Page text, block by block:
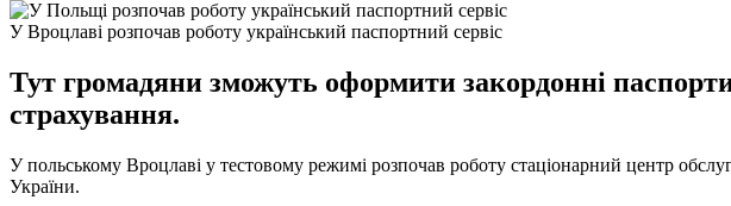
У Вроцлаві розпочав роботу український паспортний сервіс
Тут громадяни зможуть оформити закордонні
страхування.
У польському Вроцлаві у тестовому режимі розпочав роботу стаціонарний центр
України.